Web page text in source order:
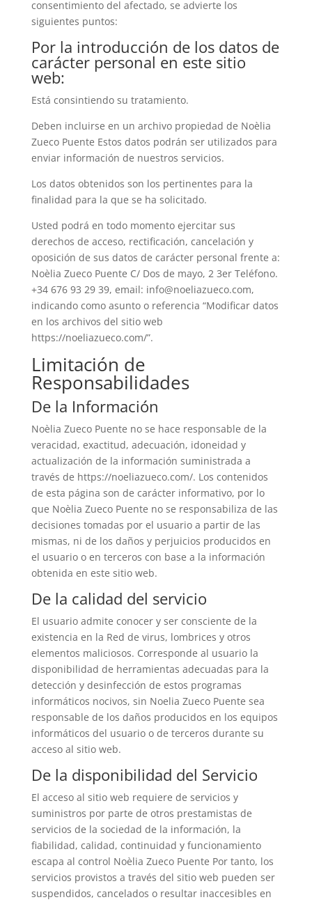
consentimiento del afectado, se advierte los
siguientes puntos:
Por la introducción de los datos de
carácter personal en este sitio
web:
Está consintiendo su tratamiento.
Deben incluirse en un archivo propiedad de Noèlia
Zueco Puente Estos datos podrán ser utilizados para
enviar información de nuestros servicios.
Los datos obtenidos son los pertinentes para la
finalidad para la que se ha solicitado.
Usted podrá en todo momento ejercitar sus
derechos de acceso, rectificación, cancelación y
oposición de sus datos de carácter personal frente a:
Noèlia Zueco Puente C/ Dos de mayo, 2 3er Teléfono.
+34 676 93 29 39, email: info@noeliazueco.com,
indicando como asunto o referencia “Modificar datos
en los archivos del sitio web
https://noeliazueco.com/”.
Limitación de
Responsabilidades
De la Información
Noèlia Zueco Puente no se hace responsable de la
veracidad, exactitud, adecuación, idoneidad y
actualización de la información suministrada a
través de https://noeliazueco.com/. Los contenidos
de esta página son de carácter informativo, por lo
que Noèlia Zueco Puente no se responsabiliza de las
decisiones tomadas por el usuario a partir de las
mismas, ni de los daños y perjuicios producidos en
el usuario o en terceros con base a la información
obtenida en este sitio web.
De la calidad del servicio
El usuario admite conocer y ser consciente de la
existencia en la Red de virus, lombrices y otros
elementos maliciosos. Corresponde al usuario la
disponibilidad de herramientas adecuadas para la
detección y desinfección de estos programas
informáticos nocivos, sin Noelia Zueco Puente sea
responsable de los daños producidos en los equipos
informáticos del usuario o de terceros durante su
acceso al sitio web.
De la disponibilidad del Servicio
El acceso al sitio web requiere de servicios y
suministros por parte de otros prestamistas de
servicios de la sociedad de la información, la
fiabilidad, calidad, continuidad y funcionamiento
escapa al control Noèlia Zueco Puente Por tanto, los
servicios provistos a través del sitio web pueden ser
suspendidos, cancelados o resultar inaccesibles en